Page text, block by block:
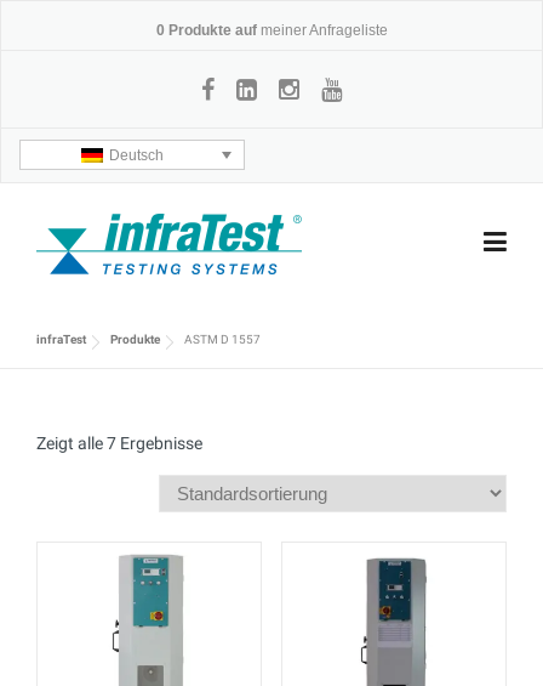
0 Produkte auf meiner Anfrageliste
Deutsch
infraTest Produkte ASTM D 1557
Zeigt alle 7 Ergebnisse